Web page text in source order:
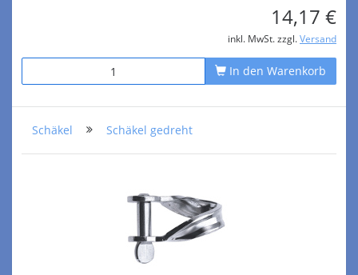
14,17 €
inkl. MwSt. zzgl. Versand
In den Warenkorb
Schäkel Schäkel gedreht